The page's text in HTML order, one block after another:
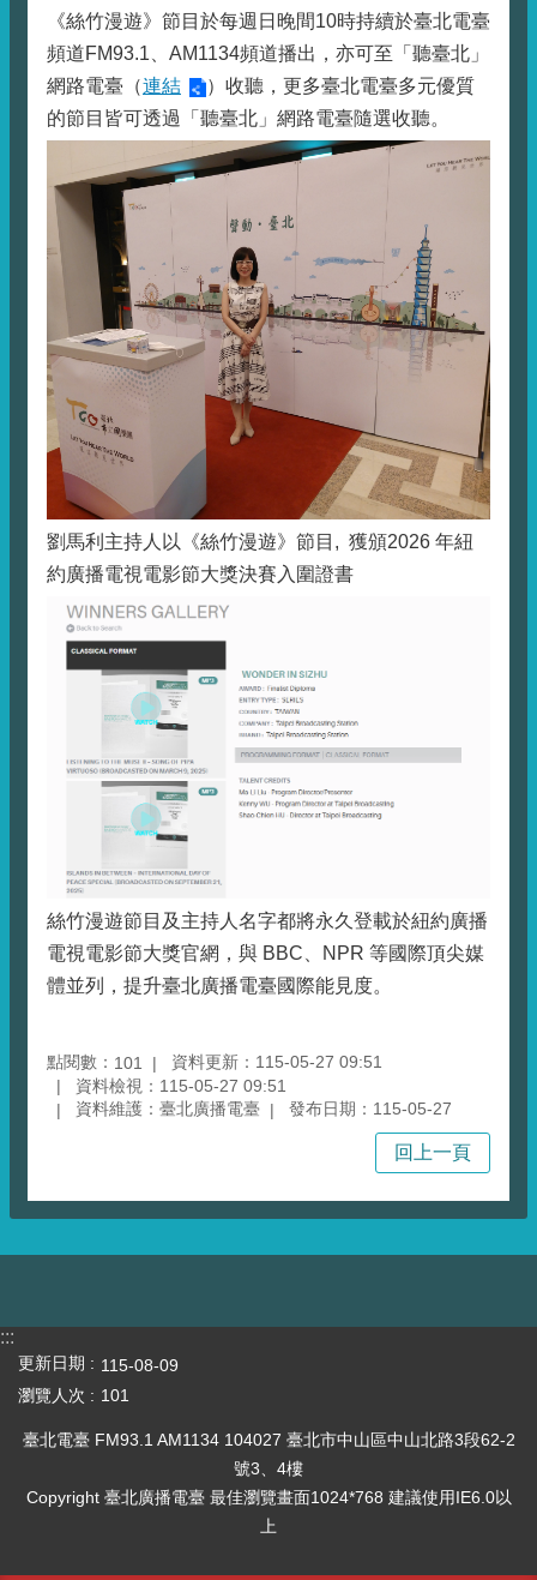
《絲竹漫遊》節目於每週日晚間10時持續於臺北電臺
頻道FM93.1、AM1134頻道播出，亦可至「聽臺北」
網路電臺（連結
）收聽，更多臺北電臺多元優質
的節目皆可透過「聽臺北」網路電臺隨選收聽。
劉馬利主持人以《絲竹漫遊》節目, 獲頒2026 年紐
約廣播電視電影節大獎決賽入圍證書
絲竹漫遊節目及主持人名字都將永久登載於紐約廣播
電視電影節大獎官網，與 BBC、NPR 等國際頂尖媒
體並列，提升臺北廣播電臺國際能見度。
點閱數： 101
資料更新：115-05-27 09:51
資料檢視：115-05-27 09:51
資料維護：臺北廣播電臺
發布日期：115-05-27
回上一頁
:::
更新日期
115-08-09
瀏覽人次
101
臺北電臺 FM93.1 AM1134 104027 臺北市中山區中山北路3段62-2
號3、4樓
Copyright 臺北廣播電臺 最佳瀏覽畫面1024*768 建議使用IE6.0以
上